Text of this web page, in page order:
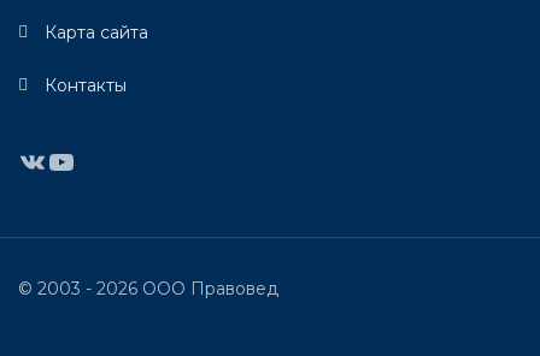
Карта сайта
Контакты
ВКонтакте
YouTube
© 2003 - 2026 ООО Правовед